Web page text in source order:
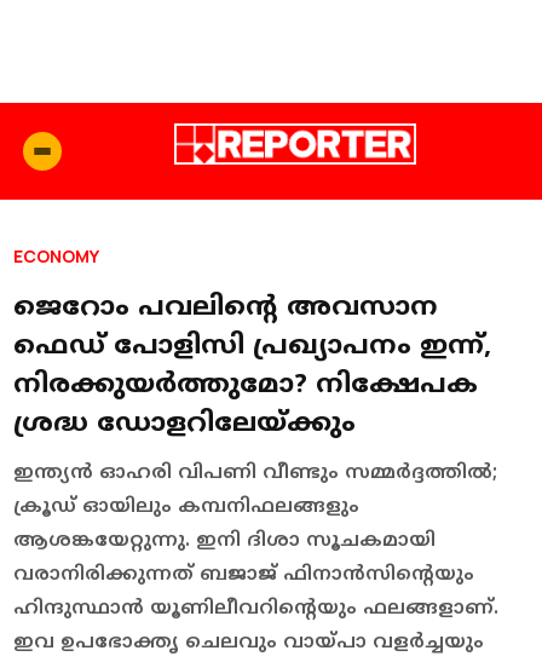
ECONOMY
ജെറോം പവലിന്റെ അവസാന
ഫെഡ് പോളിസി പ്രഖ്യാപനം ഇന്ന്,
നിരക്കുയർത്തുമോ? നിക്ഷേപക
ശ്രദ്ധ ഡോളറിലേയ്ക്കും
ഇന്ത്യൻ ഓഹരി വിപണി വീണ്ടും സമ്മർദ്ദത്തിൽ;
ക്രൂഡ് ഓയിലും കമ്പനിഫലങ്ങളും
ആശങ്കയേറ്റുന്നു. ഇനി ദിശാ സൂചകമായി
വരാനിരിക്കുന്നത് ബജാജ് ഫിനാൻസിന്റെയും
ഹിന്ദുസ്ഥാൻ യൂണിലീവറിന്റെയും ഫലങ്ങളാണ്.
ഇവ ഉപഭോക്തൃ ചെലവും വായ്പാ വളർച്ചയും